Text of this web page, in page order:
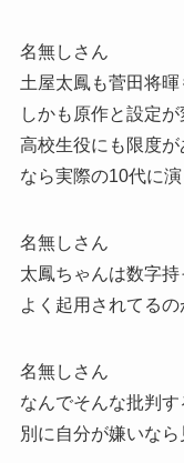
名無しさん
土屋太鳳も菅田将
しかも原作と設定
高校生役にも限度
なら実際の10代に演
名無しさん
太鳳ちゃんは数字持
よく起用されてるの
名無しさん
なんでそんな批判す
別に自分が嫌いな